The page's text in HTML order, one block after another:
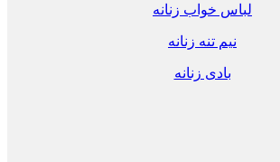
لباس خواب زنانه
نیم تنه زنانه
بادی زنانه